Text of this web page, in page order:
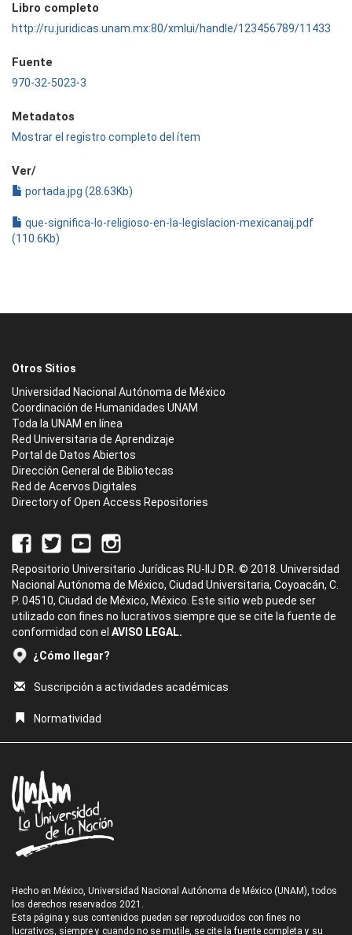
Libro completo
http://ru.juridicas.unam.mx:80/xmlui/handle/123456789/11433
Fuente
970-32-5023-3
Metadatos
Mostrar el registro completo del ítem
Ver/
portada.jpg (28.63Kb)
que-significa-lo-religioso-en-la-legislacion-mexicanaij.pdf
(110.6Kb)
Otros Sitios
Universidad Nacional Autónoma de México
Coordinación de Humanidades UNAM
Toda la UNAM en línea
Red Universitaria de Aprendizaje
Portal de Datos Abiertos
Dirección General de Bibliotecas
Red de Acervos Digitales
Directory of Open Access Repositories
Repositorio Universitario Jurídicas RU-IIJ D.R. © 2018. Universidad
Nacional Autónoma de México, Ciudad Universitaria, Coyoacán, C.
P. 04510, Ciudad de México, México. Este sitio web puede ser
utilizado con fines no lucrativos siempre que se cite la fuente de
conformidad con el AVISO LEGAL.
¿Cómo llegar?
Suscripción a actividades académicas
Normatividad
Hecho en México, Universidad Nacional Autónoma de México (UNAM), todos
los derechos reservados 2021.
Esta página y sus contenidos pueden ser reproducidos con fines no
lucrativos, siempre y cuando no se mutile, se cite la fuente completa y su